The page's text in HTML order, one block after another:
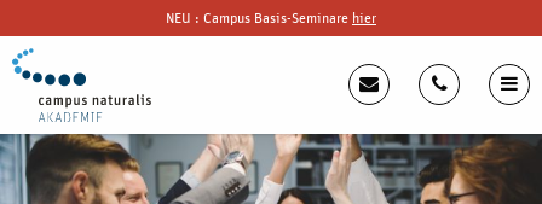
NEU : Campus Basis-Seminare hier